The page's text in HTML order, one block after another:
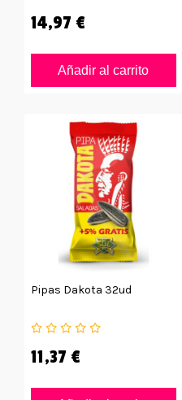
14,97 €
Añadir al carrito
Pipas Dakota 32ud
11,37 €